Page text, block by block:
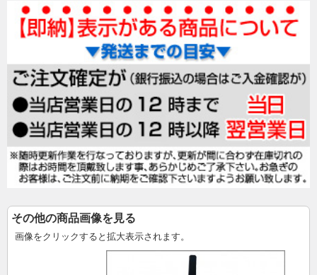
その他の商品画像を見る
画像をクリックすると拡大表示されます。